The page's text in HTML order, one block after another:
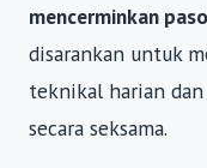
mencerminkan
disarankan untuk
teknikal harian
secara seksama.